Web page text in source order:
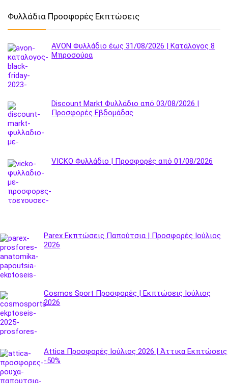
Φυλλάδια Προσφορές Εκπτώσεις
AVON Φυλλάδιο έως 31/08/2026 | Κατάλογος 8
Μπροσούρα
Discount Markt Φυλλάδιο από 03/08/2026 |
Προσφορές Εβδομάδας
VICKO Φυλλάδιο | Προσφορές από 01/08/2026
Parex Εκπτώσεις Παπούτσια | Προσφορές Ιούλιος
2026
Cosmos Sport Προσφορές | Εκπτώσεις Ιούλιος
2026
Attica Προσφορές Ιούλιος 2026 | Άττικα Εκπτώσεις
-50%